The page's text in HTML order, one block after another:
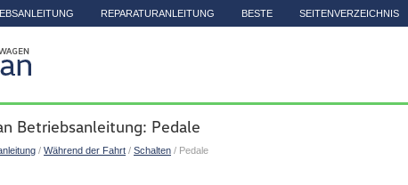
REPARATURANLEITUNG BESTE SEITENVERZEICHNIS
Betriebsanleitung: Pedale
/ Während der Fahrt / Schalten / Pedale